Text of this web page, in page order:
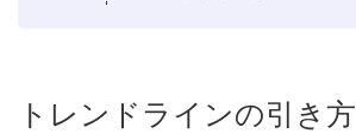
トレンドラインの引き方